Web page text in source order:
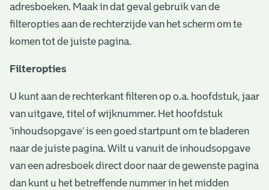
adresboeken. Maak in dat geval gebruik van de
filteropties aan de rechterzijde van het scherm om te
komen tot de juiste pagina.
Filteropties
U kunt aan de rechterkant filteren op o.a. hoofdstuk, jaar
van uitgave, titel of wijknummer. Het hoofdstuk
‘inhoudsopgave’ is een goed startpunt om te bladeren
naar de juiste pagina. Wilt u vanuit de inhoudsopgave
van een adresboek direct door naar de gewenste pagina
dan kunt u het betreffende nummer in het midden